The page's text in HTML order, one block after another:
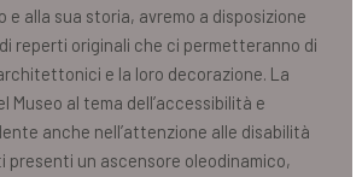
e alla sua storia, avremo a disposizione
reperti originali che ci permetteranno di
e la loro decorazione. La
Museo al tema dell’accessibilità e
anche nell’attenzione alle disabilità
un ascensore oleodinamico,